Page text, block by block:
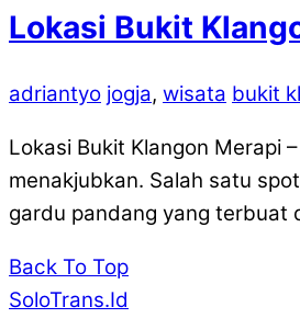
Lokasi Bukit
adriantyo jogja, wisata bukit
Lokasi Bukit Klangon Merapi
menakjubkan. Salah satu
gardu pandang yang terbuat
Back To Top
SoloTrans.Id